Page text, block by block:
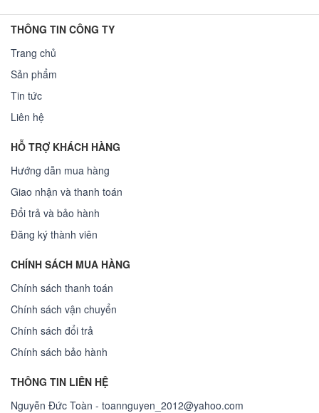
THÔNG TIN CÔNG TY
Trang chủ
Sản phẩm
Tin tức
Liên hệ
HỖ TRỢ KHÁCH HÀNG
Hướng dẫn mua hàng
Giao nhận và thanh toán
Đổi trả và bảo hành
Đăng ký thành viên
CHÍNH SÁCH MUA HÀNG
Chính sách thanh toán
Chính sách vận chuyển
Chính sách đổi trả
Chính sách bảo hành
THÔNG TIN LIÊN HỆ
Nguyễn Đức Toàn - toannguyen_2012@yahoo.com